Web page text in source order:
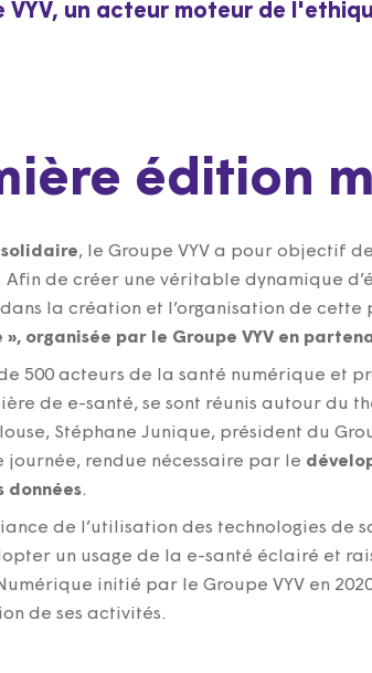
VYV, un acteur moteur de
édition
, le Groupe VYV a pour objectif de
Afin de créer une véritable dynamique
dans la création et l’organisation de
organisée par le Groupe VYV en
500 acteurs de la santé numérique et
de e-santé, se sont réunis autour du
Stéphane Junique, président du
journée, rendue nécessaire par le
données.
de l’utilisation des technologies de
un usage de la e-santé éclairé et
initié par le Groupe VYV en
de ses activités.